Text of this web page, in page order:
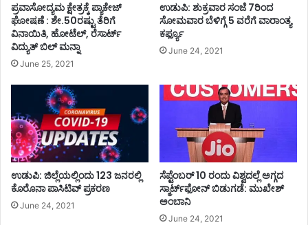
ಪ್ರವಾಸೋದ್ಯಮ ಕ್ಷೇತ್ರಕ್ಕೆ ಪ್ಯಾಕೇಜ್
ಘೋಷಣೆ : ಶೇ.50ರಷ್ಟು ತೆರಿಗೆ
ವಿನಾಯಿತಿ, ಹೋಟೆಲ್, ರೆಸಾರ್ಟ್
ವಿದ್ಯುತ್ ಬಿಲ್ ಮನ್ನಾ
June 25, 2021
ಉಡುಪಿ: ಶುಕ್ರವಾರ ಸಂಜೆ 7ರಿಂದ
ಸೋಮವಾರ ಬೆಳಿಗ್ಗೆ 5 ವರೆಗೆ ವಾರಾಂತ್ಯ
ಕರ್ಫ್ಯೂ
June 24, 2021
ಉಡುಪಿ: ಜಿಲ್ಲೆಯಲ್ಲಿಂದು 123 ಜನರಲ್ಲಿ
ಕೊರೊನಾ ಪಾಸಿಟಿವ್ ಪ್ರಕರಣ
June 24, 2021
ಸೆಪ್ಟೆಂಬರ್‌‌ 10 ರಂದು ವಿಶ್ವದಲ್ಲೆ ಅಗ್ಗದ
ಸ್ಮಾರ್ಟ್‌ಫೋನ್‌‌ ಬಿಡುಗಡೆ: ಮುಖೇಶ್‌
ಅಂಬಾನಿ
June 24, 2021